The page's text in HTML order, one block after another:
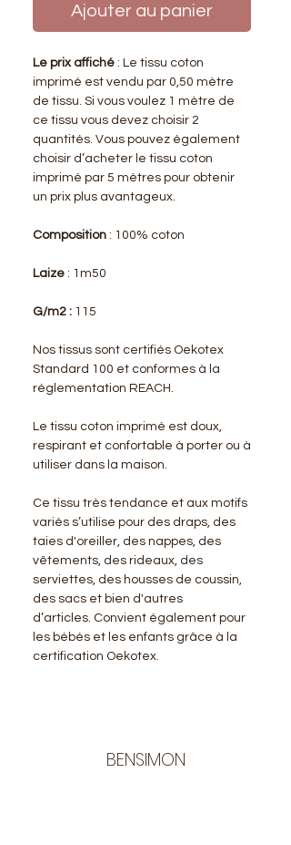
Ajouter au panier
Le prix affiché : Le tissu coton
imprimé est vendu par 0,50 mètre
de tissu. Si vous voulez 1 mètre de
ce tissu vous devez choisir 2
quantités. Vous pouvez également
choisir d’acheter le tissu coton
imprimé par 5 mètres pour obtenir
un prix plus avantageux.
Composition : 100% coton
Laize : 1m50
G/m2 : 115
Nos tissus sont certifiés Oekotex
Standard 100 et conformes à la
réglementation REACH.
Le tissu coton imprimé est doux,
respirant et confortable à porter ou à
utiliser dans la maison.
Ce tissu très tendance et aux motifs
variés s’utilise pour des draps, des
taies d'oreiller, des nappes, des
vêtements, des rideaux, des
serviettes, des housses de coussin,
des sacs et bien d'autres
d’articles. Convient également pour
les bébés et les enfants grâce à la
certification Oekotex.
BENSIMON